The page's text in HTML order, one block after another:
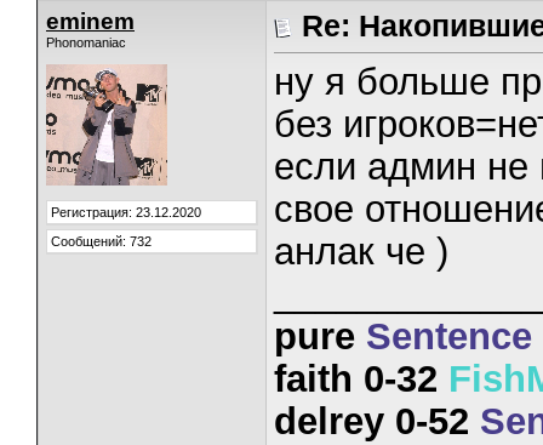
eminem
Phonomaniac
Регистрация: 23.12.2020
Сообщений: 732
Re:
ну я больше
без
если админ не
свое
анлак че )
pure Sentence
faith 0-32
delrey 0-52